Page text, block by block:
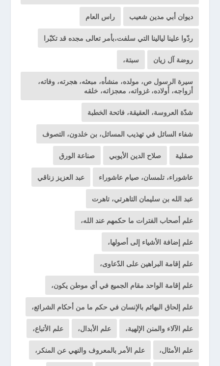
ديوان أبي مدين شعيب راس العام
ردّوا علينا ليالينا التي سلفت،بأمر تعالى مجده قد تكبّرا
روضة آل زيان سبتة،
سيرة الرسول ص، مولده، منشأه، مبعثه، هجرته، وفاته،
أزواجه، أولاده، غزواته، معجزاته، خلقه
شدّة العروسة، العقيقة، فاتحة الخطبة
شفاء السائل في تهذيب المسائل، بن خلدون، التصوف
صقلية صلاح الدين الأيوبي صناعة الورق
عاشوراء، تلمسان، صيام عاشوراء عبد العزيز زناقي
عبد الله بن سليمان التاهرتي، تاهرت
علم أصحاب الفترات ما حكمهم عند الله،
علم إضافة الأشياء إلى أصولها،
علم إقامة البراهين على الدّعاوى،
علم إقامة الواحد مقام الجميع في أي موطن يكون،
علم إلحاق البهائم بالإنسان في حكم ما من أحكام الشرائع،
علم الآلاء والمنن الإلهية، علم الأبدال، علم الأتباع،
علم الأمثال، علم الأمر بالمعروف والنهي عن المنكر،